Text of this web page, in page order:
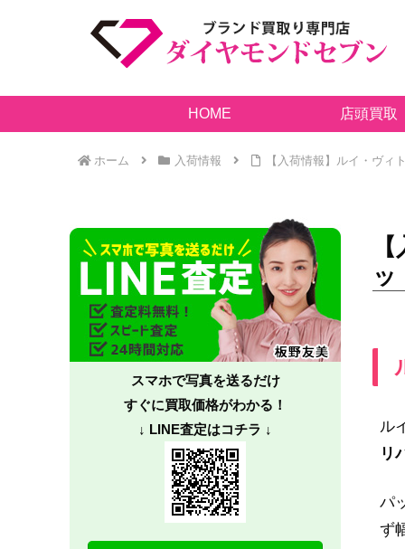
HOME 店頭買取
ホーム 入荷情報 【入荷情報】ルイ・ヴ
ル
リ
パ
ず
スマホで写真を送るだけ
すぐに買取価格がわかる！
↓ LINE査定はコチラ ↓